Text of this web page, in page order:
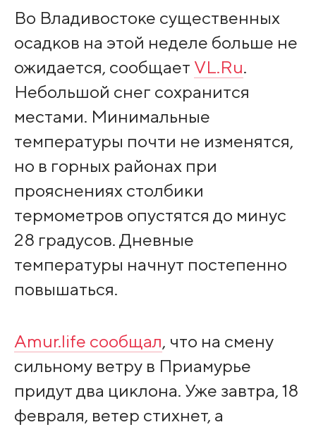
Во Владивостоке существенных
осадков на этой неделе больше не
ожидается, сообщает VL.Ru.
Небольшой снег сохранится
местами. Минимальные
температуры почти не изменятся,
но в горных районах при
прояснениях столбики
термометров опустятся до минус
28 градусов. Дневные
температуры начнут постепенно
повышаться.
Amur.life сообщал, что на смену
сильному ветру в Приамурье
придут два циклона. Уже завтра, 18
февраля, ветер стихнет, а